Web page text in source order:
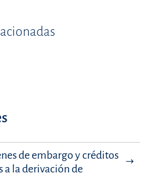
de embargo y créditos
la derivación de